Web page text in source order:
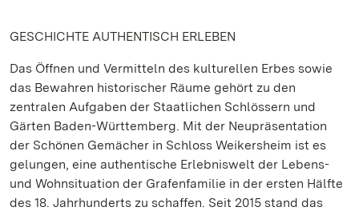
GESCHICHTE AUTHENTISCH ERLEBEN
Das Öffnen und Vermitteln des kulturellen Erbes sowie
das Bewahren historischer Räume gehört zu den
zentralen Aufgaben der Staatlichen Schlössern und
Gärten Baden-Württemberg. Mit der Neupräsentation
der Schönen Gemächer in Schloss Weikersheim ist es
gelungen, eine authentische Erlebniswelt der Lebens-
und Wohnsituation der Grafenfamilie in der ersten Hälfte
des 18. Jahrhunderts zu schaffen. Seit 2015 stand das